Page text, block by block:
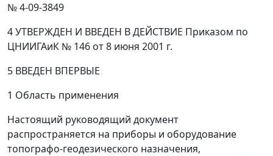
№ 4-09-3849
4 УТВЕРЖДЕН И ВВЕДЕН В ДЕЙСТВИЕ Приказом по
ЦНИИГАиК № 146 от 8 июня 2001 г.
5 ВВЕДЕН ВПЕРВЫЕ
1 Область применения
Настоящий руководящий документ
распространяется на приборы и оборудование
топографо-геодезического назначения,